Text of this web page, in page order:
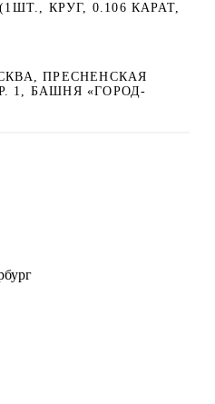
КРУГ, 0.106 КАРАТ,
ПРЕСНЕНСКАЯ
1, БАШНЯ «ГОРОД-